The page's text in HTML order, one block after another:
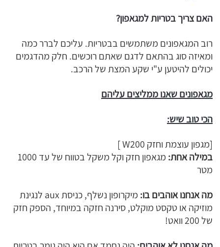
האם צריך בטריות למגאפון?
רוב המגאפונים משתמשים בבטריות. עליכם לברר כמה
ומאיזה סוג בהתאם לדגם שאתם רוכשים. חלק מהדגמים
יכולים להיטען ע"י שקע המצת של הרכב.
מגאפונים שאנו ממליצים עליהם
הכי טוב שיש:
[מגפון עוצמת וחזק W200 ]
במילה אחת:
מגאפון חזק וקל משקל בטווח של עד 1000
מטר
מה אנחנו אוהבים בו:
מיקרופון נשלף, כניסת aux לנגינת
מוזיקה או טקסט מוקלט, סירנה חזקה במיוחד, הספק חזק
של 200 וואט!